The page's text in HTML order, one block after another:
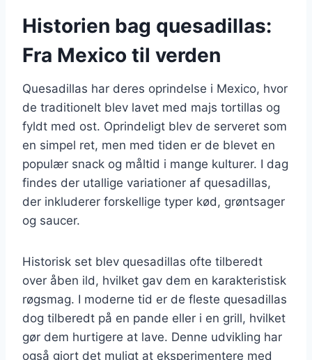
Historien bag quesadillas:
Fra Mexico til verden
Quesadillas har deres oprindelse i Mexico, hvor
de traditionelt blev lavet med majs tortillas og
fyldt med ost. Oprindeligt blev de serveret som
en simpel ret, men med tiden er de blevet en
populær snack og måltid i mange kulturer. I dag
findes der utallige variationer af quesadillas,
der inkluderer forskellige typer kød, grøntsager
og saucer.
Historisk set blev quesadillas ofte tilberedt
over åben ild, hvilket gav dem en karakteristisk
røgsmag. I moderne tid er de fleste quesadillas
dog tilberedt på en pande eller i en grill, hvilket
gør dem hurtigere at lave. Denne udvikling har
også gjort det muligt at eksperimentere med